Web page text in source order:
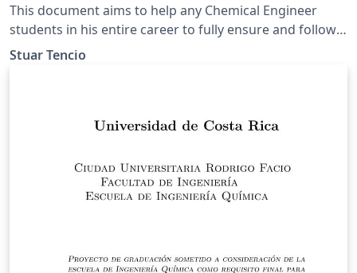
This document aims to help any Chemical Engineer
students in his entire career to fully ensure and follow
the guidelines of the department (UCR, 2021).
Stuar Tencio